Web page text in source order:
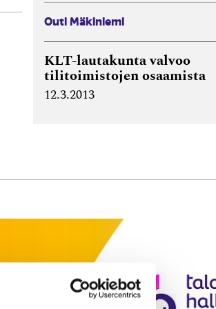
Outi Mäkiniemi
KLT-lautakunta valvoo
tilitoimistojen osaamista
12.3.2013